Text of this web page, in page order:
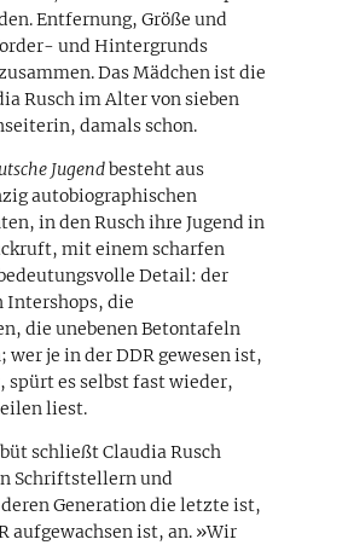
Entfernung, Größe und
und Hintergrunds
Das Mädchen ist die
Rusch im Alter von sieben
damals schon.
Jugendbesteht aus
autobiographischen
in den Rusch ihre Jugend in
mit einem scharfen
Detail: der
Intershops, die
die unebenen Betontafeln
wer je in der DDR gewesen ist,
spürt es selbst fast wieder,
liest.
schließt Claudia Rusch
Schriftstellern und
Generation die letzte ist,
aufgewachsen ist, an. »Wir